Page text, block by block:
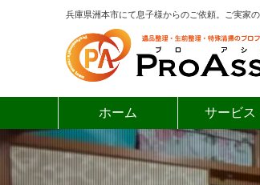
兵庫県洲本市にて息子様からのご依頼。ご実家
ホーム
サービ
遺
特
生
ゴミ屋
空き